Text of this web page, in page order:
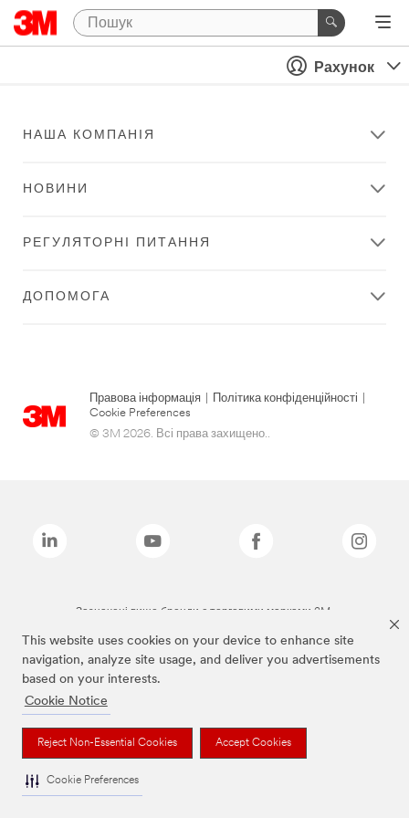
This website uses cookies on your device to enhance site
navigation, analyze site usage, and deliver you advertisements
based on your interests.
Cookie Notice
Reject Non-Essential Cookies Accept Cookies
Cookie Preferences
Рахунок
НАША КОМПАНІЯ
НОВИНИ
РЕГУЛЯТОРНІ ПИТАННЯ
ДОПОМОГА
Правова інформація Політика конфіденційності
Cookie Preferences
© 3M 2026. Всі права захищено..
Зазначені вище бренди є торговими марками 3M.